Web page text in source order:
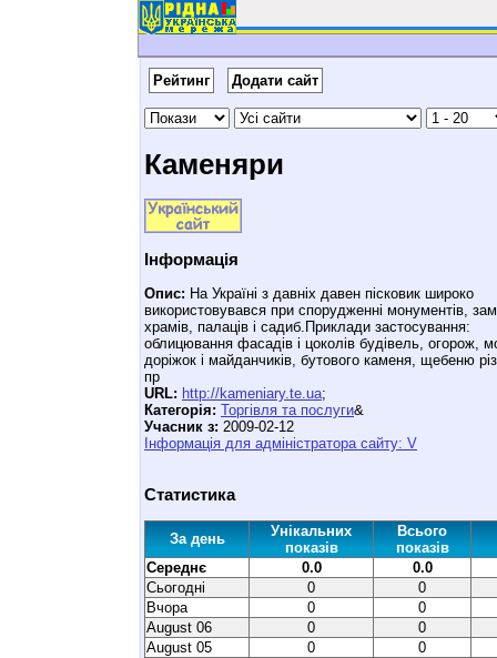
Рейтинг Додати сайт
Каменяри
Інформація
Опис: На Україні з давніх давен пісковик широко
використовувався при спорудженні монументів,
храмів, палаців і садиб.Приклади застосування:
облицювання фасадів і цоколів будівель, огорож,
доріжок і майданчиків, бутового каменя, щебеню
пр
URL: http://kameniary.te.ua;
Категорія: Торгівля та послуги&
Учасник з: 2009-02-12
Інформація для адміністратора сайту: V
Статистика
За день
Унікальних
показів
Всього
показів
Середнє
0.0
0.0
Сьогодні
0
0
Вчора
0
0
August 06
0
0
August 05
0
0